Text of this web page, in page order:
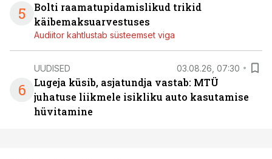
5
Bolti raamatupidamislikud trikid
käibemaksuarvestuses
Audiitor kahtlustab süsteemset viga
6
UUDISED 03.08.26, 07:30
Lugeja küsib, asjatundja vastab: MTÜ
juhatuse liikmele isikliku auto kasutamise
hüvitamine